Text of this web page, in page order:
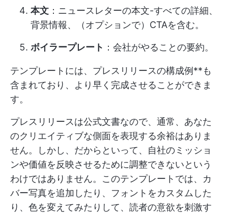
本文 ：ニュースレターの本文-すべての詳細、
背景情報、（オプションで）CTAを含む。
ボイラープレート ：会社がやることの要約。
テンプレートには、プレスリリースの構成例**も
含まれており、より早く完成させることができま
す。
プレスリリースは公式文書なので、通常、あなた
のクリエイティブな側面を表現する余裕はありま
せん。しかし、だからといって、自社のミッショ
ンや価値を反映させるために調整できないという
わけではありません。このテンプレートでは、カ
バー写真を追加したり、フォントをカスタムした
り、色を変えてみたりして、読者の意欲を刺激す